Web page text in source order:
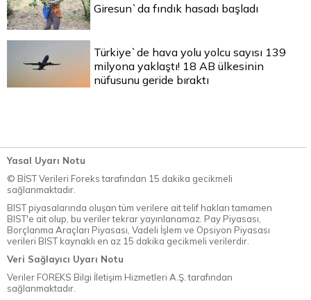
Giresun`da fındık hasadı başladı
Türkiye`de hava yolu yolcu sayısı 139
milyona yaklaştı! 18 AB ülkesinin
nüfusunu geride bıraktı
Yasal Uyarı Notu
© BİST Verileri Foreks tarafından 15 dakika gecikmeli
sağlanmaktadır.
BIST piyasalarında oluşan tüm verilere ait telif hakları tamamen
BIST'e ait olup, bu veriler tekrar yayınlanamaz. Pay Piyasası,
Borçlanma Araçları Piyasası, Vadeli İşlem ve Opsiyon Piyasası
verileri BIST kaynaklı en az 15 dakika gecikmeli verilerdir.
Veri Sağlayıcı Uyarı Notu
Veriler FOREKS Bilgi İletişim Hizmetleri A.Ş. tarafından
sağlanmaktadır.